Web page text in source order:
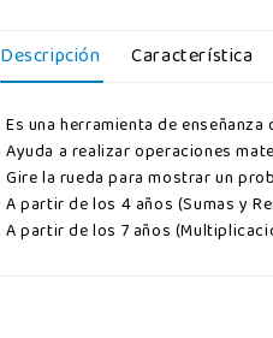
Descripción Característica
Es una herramienta de
Ayuda a realizar operaciones
Gire la rueda para mostrar un
A partir de los 4 años (Sumas y
A partir de los 7 años